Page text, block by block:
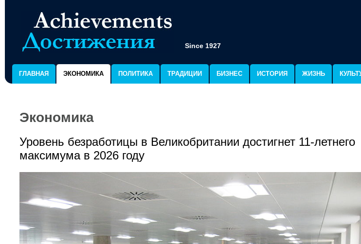
Since 1927
ГЛАВНАЯ ЭКОНОМИКА ПОЛИТИКА ТРАДИЦИИ БИЗНЕС ИСТОРИЯ ЖИЗНЬ
Экономика
Уровень безработицы в Великобритании достигнет 11-летнего
максимума в 2026 году